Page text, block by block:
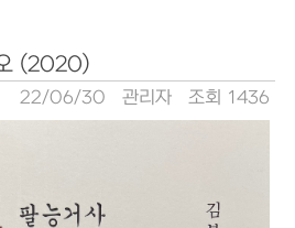
(2020)
22/06/30 관리자 조회 1436